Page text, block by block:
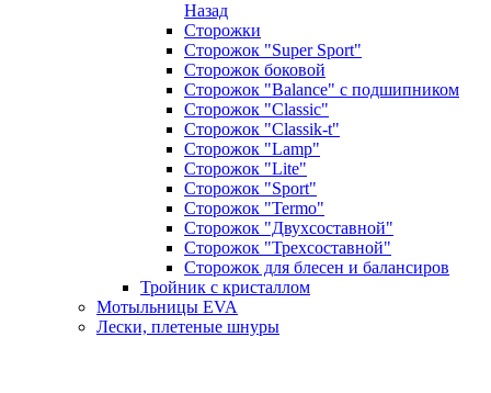
Назад
Сторожки
Сторожок "Super Sport"
Сторожок боковой
Сторожок "Balance" с подшипником
Сторожок "Classic"
Сторожок "Classik-t"
Сторожок "Lamp"
Сторожок "Lite"
Сторожок "Sport"
Сторожок "Termo"
Сторожок "Двухсоставной"
Сторожок "Трехсоставной"
Сторожок для блесен и балансиров
Тройник с кристаллом
Мотыльницы EVA
Лески, плетеные шнуры